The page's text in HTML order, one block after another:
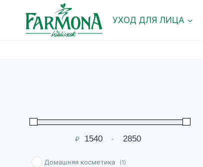
содержимому
УХОД ДЛЯ ЛИЦА
₽ -
Домашняя косметика (1)